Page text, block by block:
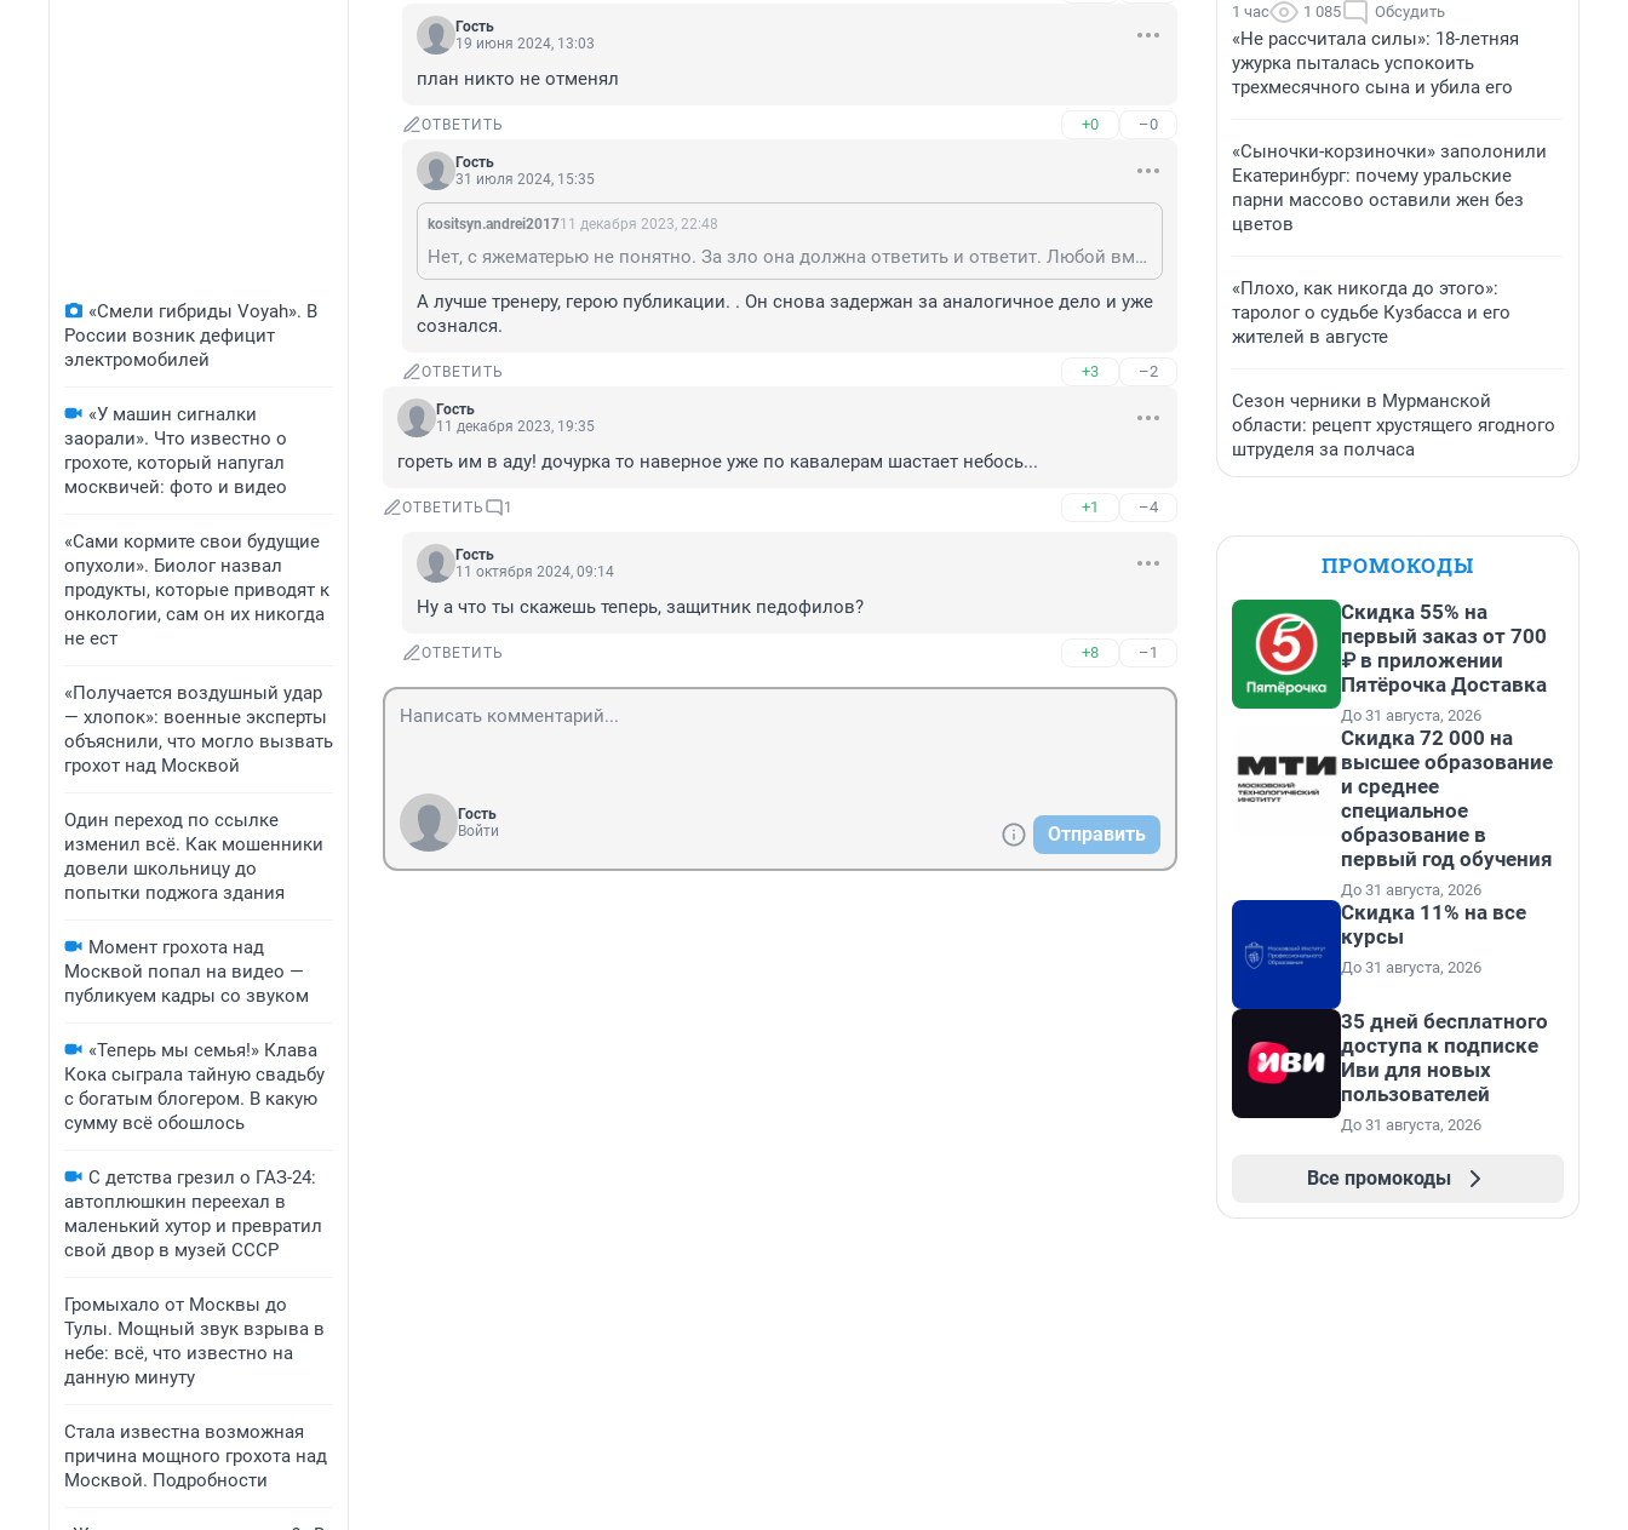
«Смели гибриды Voyah». В
России возник дефицит
электромобилей
«У машин сигналки
заорали». Что известно о
грохоте, который напугал
москвичей: фото и видео
«Сами кормите свои будущие
опухоли». Биолог назвал
продукты, которые приводят к
онкологии, сам он их никогда
не ест
«Получается воздушный удар
— хлопок»: военные эксперты
объяснили, что могло вызвать
грохот над Москвой
Один переход по ссылке
изменил всё. Как мошенники
довели школьницу до
попытки поджога здания
Момент грохота над
Москвой попал на видео —
публикуем кадры со звуком
«Теперь мы семья!» Клава
Кока сыграла тайную свадьбу
с богатым блогером. В какую
сумму всё обошлось
С детства грезил о ГАЗ-24:
автоплюшкин переехал в
маленький хутор и превратил
свой двор в музей СССР
Громыхало от Москвы до
Тулы. Мощный звук взрыва в
небе: всё, что известно на
данную минуту
Стала известна возможная
причина мощного грохота над
Москвой. Подробности
Гость
19 июня 2024, 13:03
план никто не отменял
ОТВЕТИТЬ +0 –0
Гость
31 июля 2024, 15:35
kositsyn.andrеi201711 декабря 2023, 22:48
Нет, с яжематерью не понятно. За зло она должна ответить и ответит. Любой вменяемый человек должен как минимум посчитать своим долгом плюнуть в её отвратительные глазки.
А лучше тренеру, герою публикации. . Он снова задержан за аналогичное дело и уже
сознался.
ОТВЕТИТЬ +3 –2
Гость
11 декабря 2023, 19:35
гореть им в аду! дочурка то наверное уже по кавалерам шастает небось...
ОТВЕТИТЬ 1 +1 –4
Гость
11 октября 2024, 09:14
Ну а что ты скажешь теперь, защитник педофилов?
ОТВЕТИТЬ +8 –1
Гость
Войти
Отправить
1 час 1 085 Обсудить
«Не рассчитала силы»: 18-летняя
ужурка пыталась успокоить
трехмесячного сына и убила его
«Сыночки-корзиночки» заполонили
Екатеринбург: почему уральские
парни массово оставили жен без
цветов
«Плохо, как никогда до этого»:
таролог о судьбе Кузбасса и его
жителей в августе
Сезон черники в Мурманской
области: рецепт хрустящего ягодного
штруделя за полчаса
ПРОМОКОДЫ
Скидка 55% на
первый заказ от 700
₽ в приложении
Пятёрочка Доставка
До 31 августа, 2026
Скидка 72 000 на
высшее образование
и среднее
специальное
образование в
первый год обучения
До 31 августа, 2026
Скидка 11% на все
курсы
До 31 августа, 2026
35 дней бесплатного
доступа к подписке
Иви для новых
пользователей
До 31 августа, 2026
Все промокоды